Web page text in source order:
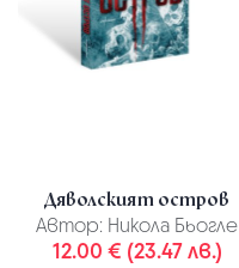
Дяволският остров
Автор: Никола Бьогле
12.00 € (23.47 лв.)